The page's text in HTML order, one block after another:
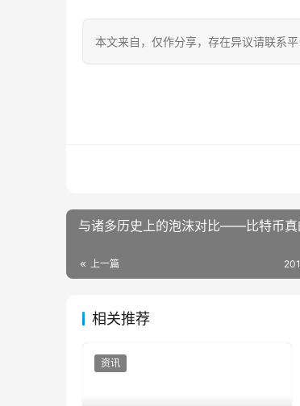
本文来自 ，仅作分享，存在异议请联系
与诸多历史上的泡沫对比——比特币真
上一篇
相关推荐
资讯